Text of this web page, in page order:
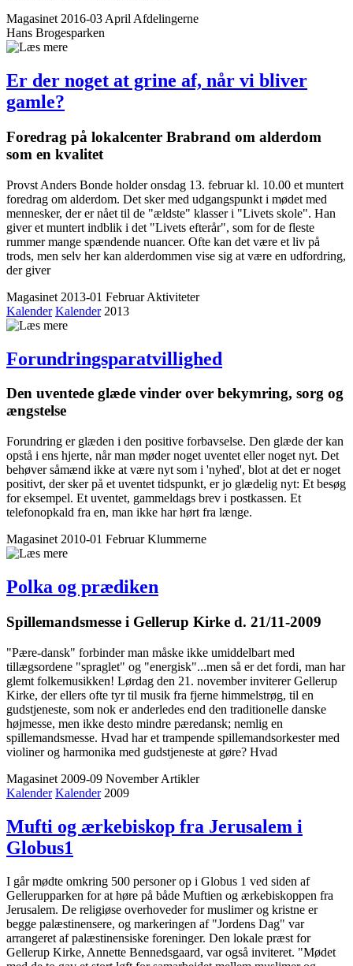
Magasinet 2016-03 April Afdelingerne
Hans Brogesparken
Er der noget at grine af, når vi bliver
gamle?
Foredrag på lokalcenter Brabrand om alderdom
som en kvalitet
Provst Anders Bonde holder onsdag 13. februar kl. 10.00 et muntert
foredrag om alderdom. Det sker med udgangspunkt i mødet med
mennesker, der er nået til de "ældste" klasser i "Livets skole". Han
giver et muntert indblik i det "Livets efterår", som for de fleste
rummer mange spændende nuancer. Ofte kan det være et liv på
trods, men selv her kan alderdommen vise sig at være en udfordring,
der giver
Magasinet 2013-01 Februar Aktiviteter
Kalender Kalender2013
Forundringsparatvillighed
Den uventede glæde vinder over bekymring, sorg og
ængstelse
Forundring er glæden i den positive forbavselse. Den glæde der kan
opstå i ens hjerte, når man møder noget uventet eller noget nyt. Det
behøver såmænd ikke at være nyt som i 'nyhed', blot at det er noget
positivt, der sker på et uventet tidspunkt, er jo glædelig nyt: Et besøg
for eksempel. Et uventet, gammeldags brev i postkassen. Et
telefonopkald fra en, man ikke har hørt fra længe.
Magasinet 2010-01 Februar Klummerne
Polka og prædiken
Spillemandsmesse i Gellerup Kirke d. 21/11-2009
"Pære-dansk" forbinder man måske ikke umiddelbart med
tillægsordene "spraglet" og "energisk"...men så er det fordi, man har
glemt folkemusikken! Lørdag den 21. november inviterer Gellerup
Kirke, der ellers ofte tyr til musik fra fjerne himmelstrøg, til en
gudstjeneste, som nok er anderledes end den traditionelle danske
højmesse, men ikke desto mindre pæredansk; nemlig en
spillemandsmesse. Hvad har et trampende spillemandsorkester med
violiner og harmonika med gudstjeneste at gøre? Hvad
Magasinet 2009-09 November Artikler
Kalender Kalender2009
Mufti og ærkebiskop fra Jerusalem i
Globus1
I går mødte omkring 500 personer op i Globus 1 ved siden af
Gellerupparken for at høre på både Muftien og ærkebiskoppen fra
Jerusalem. De religiøse overhoveder for muslimer og kristne er
begge palæstinensere, og markeringen af "Jordens Dag" var
arrangeret af palæstinensiske foreninger. Den lokale præst for
Gellerup Kirke, Annette Bennedsgaard, var også inviteret. "Mødet